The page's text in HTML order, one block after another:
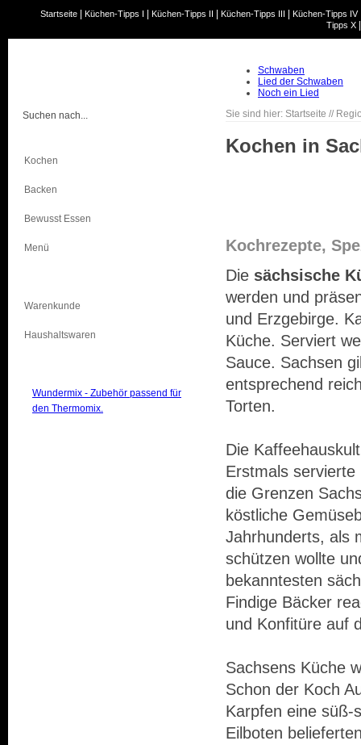
Startseite Küchen-Tipps I Küchen-Tipps II Küchen-Tipps III Küchen-Tipps IV
Tipps X
Kochen
Backen
Bewusst Essen
Menü
Warenkunde
Haushaltswaren
Wundermix - Zubehör passend für
den Thermomix.
Schwaben
Lied der Schwaben
Noch ein Lied
Sie sind hier: Startseite //
Kochen in
Kochrezepte,
Die sächsische
werden und
und Erzgebirge.
Küche. Serviert
Sauce. Sachsen
entsprechend
Torten.
Die
Erstmals
die Grenzen
köstliche
Jahrhunderts, als
schützen wollte
bekanntesten
Findige Bäcker
und Konfitüre auf
Sachsens Küche
Schon der Koch
Karpfen eine
Eilboten